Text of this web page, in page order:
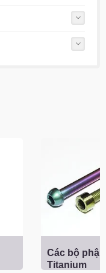
Các bộ
Titanium